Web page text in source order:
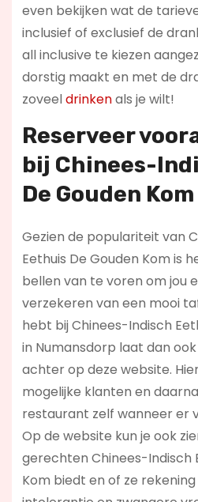
even bekijken wat de
inclusief of exclusief de
all inclusive te kiezen
dorstig maakt en met de
zoveeldrinkenals je wilt!
Reserveer
bij Chinees-
De Gouden Kom
Gezien de populariteit van
Eethuis De Gouden Kom is
bellen van te voren om jou
verzekeren van een mooi
hebt bij Chinees-Indisch
in Numansdorp laat dan
achter op deze website.
mogelijke klanten en
restaurant zelf wanneer er
Op de website kun je ook
gerechten Chinees-Indisch
Kom biedt en of ze